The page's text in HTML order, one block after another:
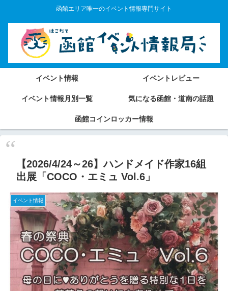
函館エリア唯一のイベント情報専門サイト
イベント情報 イベントレビュー
イベント情報月別一覧 気になる函館・道南の話題
函館コインロッカー情報
【2026/4/24～26】ハンドメイド作家16組
出展「COCO・エミュ Vol.6」
イベント情報